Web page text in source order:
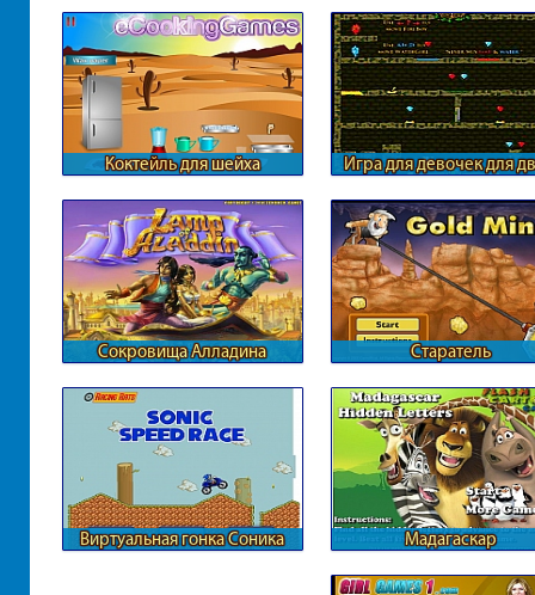
Коктейль для шейха
Игра для девочек для
Сокровища Алладина Старатель
Виртуальная гонка Соника Мадагаскар